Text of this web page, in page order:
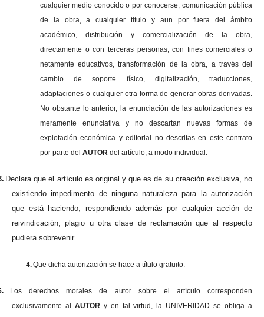
cualquier medio conocido o por conocerse, comunicación pública
de la obra, a cualquier titulo y aun por fuera del ámbito
académico, distribución y comercialización de la obra,
directamente o con terceras personas, con fines comerciales o
netamente educativos, transformación de la obra, a través del
cambio de soporte físico, digitalización, traducciones,
adaptaciones o cualquier otra forma de generar obras derivadas.
No obstante lo anterior, la enunciación de las autorizaciones es
meramente enunciativa y no descartan nuevas formas de
explotación económica y editorial no descritas en este contrato
por parte del AUTOR del artículo, a modo individual.
Declara que el artículo es original y que es de su creación exclusiva, no
existiendo impedimento de ninguna naturaleza para la autorización
que está haciendo, respondiendo además por cualquier acción de
reivindicación, plagio u otra clase de reclamación que al respecto
pudiera sobrevenir.
4.Que dicha autorización se hace a título gratuito.
Los derechos morales de autor sobre el artículo corresponden
exclusivamente al AUTOR y en tal virtud, la UNIVERIDAD se obliga a